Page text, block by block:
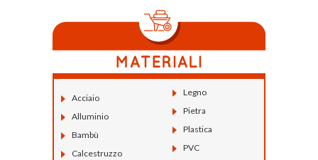
Acciaio
Alluminio
Bambù
Calcestruzzo
Legno
Pietra
Plastica
PVC